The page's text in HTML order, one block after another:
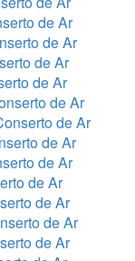
de Ar
de Ar
de Ar
de Ar
de Ar
de Ar
de Ar
de Ar
de Ar
de Ar
de Ar
de Ar